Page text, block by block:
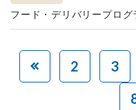
フード・デリバリープロ
2 3